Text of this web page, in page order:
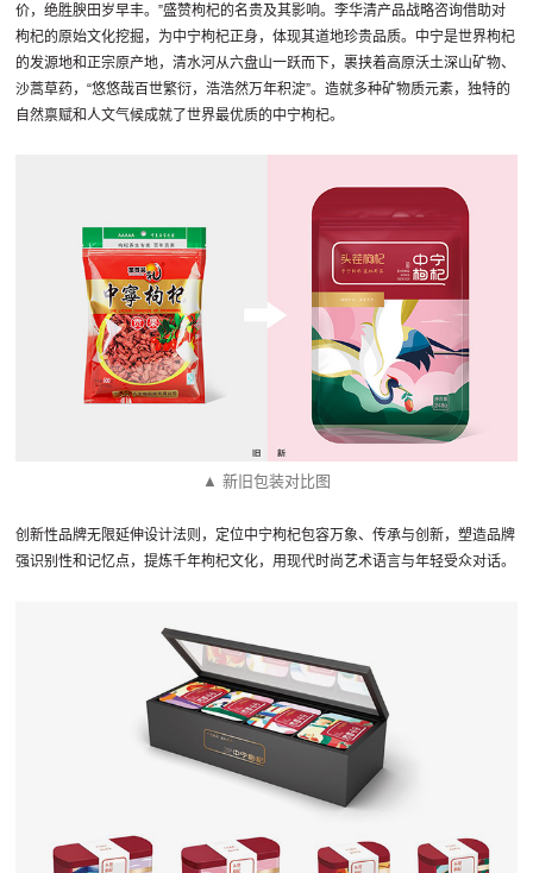
价，绝胜腴田岁早丰。”盛赞枸杞的名贵及其影响。李华清产品战略咨询借助对
枸杞的原始文化挖掘，为中宁枸杞正身，体现其道地珍贵品质。中宁是世界枸杞
的发源地和正宗原产地，清水河从六盘山一跃而下，裹挟着高原沃土深山矿物、
沙蒿草药，“悠悠哉百世繁衍，浩浩然万年积淀”。造就多种矿物质元素，独特的
自然禀赋和人文气候成就了世界最优质的中宁枸杞。
▲ 新旧包装对比图
创新性品牌无限延伸设计法则，定位中宁枸杞包容万象、传承与创新，塑造品牌
强识别性和记忆点，提炼千年枸杞文化，用现代时尚艺术语言与年轻受众对话。